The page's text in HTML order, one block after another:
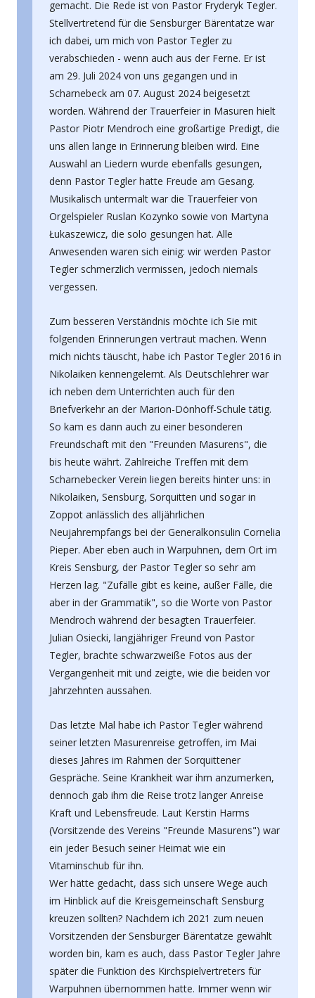
gemacht. Die Rede ist von Pastor Fryderyk Tegler.
Stellvertretend für die Sensburger Bärentatze war
ich dabei, um mich von Pastor Tegler zu
verabschieden - wenn auch aus der Ferne. Er ist
am 29. Juli 2024 von uns gegangen und in
Scharnebeck am 07. August 2024 beigesetzt
worden. Während der Trauerfeier in Masuren hielt
Pastor Piotr Mendroch eine großartige Predigt, die
uns allen lange in Erinnerung bleiben wird. Eine
Auswahl an Liedern wurde ebenfalls gesungen,
denn Pastor Tegler hatte Freude am Gesang.
Musikalisch untermalt war die Trauerfeier von
Orgelspieler Ruslan Kozynko sowie von Martyna
Łukaszewicz, die solo gesungen hat. Alle
Anwesenden waren sich einig: wir werden Pastor
Tegler schmerzlich vermissen, jedoch niemals
vergessen.
Zum besseren Verständnis möchte ich Sie mit
folgenden Erinnerungen vertraut machen. Wenn
mich nichts täuscht, habe ich Pastor Tegler 2016 in
Nikolaiken kennengelernt. Als Deutschlehrer war
ich neben dem Unterrichten auch für den
Briefverkehr an der Marion-Dönhoff-Schule tätig.
So kam es dann auch zu einer besonderen
Freundschaft mit den "Freunden Masurens", die
bis heute währt. Zahlreiche Treffen mit dem
Scharnebecker Verein liegen bereits hinter uns: in
Nikolaiken, Sensburg, Sorquitten und sogar in
Zoppot anlässlich des alljährlichen
Neujahrempfangs bei der Generalkonsulin Cornelia
Pieper. Aber eben auch in Warpuhnen, dem Ort im
Kreis Sensburg, der Pastor Tegler so sehr am
Herzen lag. "Zufälle gibt es keine, außer Fälle, die
aber in der Grammatik", so die Worte von Pastor
Mendroch während der besagten Trauerfeier.
Julian Osiecki, langjähriger Freund von Pastor
Tegler, brachte schwarzweiße Fotos aus der
Vergangenheit mit und zeigte, wie die beiden vor
Jahrzehnten aussahen.
Das letzte Mal habe ich Pastor Tegler während
seiner letzten Masurenreise getroffen, im Mai
dieses Jahres im Rahmen der Sorquittener
Gespräche. Seine Krankheit war ihm anzumerken,
dennoch gab ihm die Reise trotz langer Anreise
Kraft und Lebensfreude. Laut Kerstin Harms
(Vorsitzende des Vereins "Freunde Masurens") war
ein jeder Besuch seiner Heimat wie ein
Vitaminschub für ihn.
Wer hätte gedacht, dass sich unsere Wege auch
im Hinblick auf die Kreisgemeinschaft Sensburg
kreuzen sollten? Nachdem ich 2021 zum neuen
Vorsitzenden der Sensburger Bärentatze gewählt
worden bin, kam es auch, dass Pastor Tegler Jahre
später die Funktion des Kirchspielvertreters für
Warpuhnen übernommen hatte. Immer wenn wir